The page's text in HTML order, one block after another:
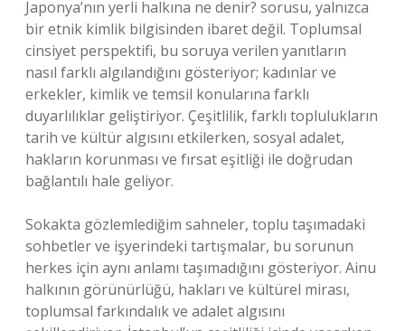
Japonya’nın yerli halkına ne denir? sorusu, yalnızca
bir etnik kimlik bilgisinden ibaret değil. Toplumsal
cinsiyet perspektifi, bu soruya verilen yanıtların
nasıl farklı algılandığını gösteriyor; kadınlar ve
erkekler, kimlik ve temsil konularına farklı
duyarlılıklar geliştiriyor. Çeşitlilik, farklı toplulukların
tarih ve kültür algısını etkilerken, sosyal adalet,
hakların korunması ve fırsat eşitliği ile doğrudan
bağlantılı hale geliyor.
Sokakta gözlemlediğim sahneler, toplu taşımadaki
sohbetler ve işyerindeki tartışmalar, bu sorunun
herkes için aynı anlamı taşımadığını gösteriyor. Ainu
halkının görünürlüğü, hakları ve kültürel mirası,
toplumsal farkındalık ve adalet algısını